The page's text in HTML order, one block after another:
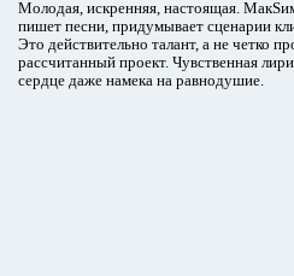
Молодая, искренняя, настоящая.
пишет песни, придумывает сценарии
Это действительно талант, а не четко
рассчитанный проект. Чувственная
сердце даже намека на равнодушие.